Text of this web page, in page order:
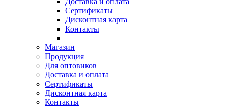
Сертификаты
Дисконтная карта
Контакты
Магазин
Продукция
Для оптовиков
Доставка и оплата
Сертификаты
Дисконтная карта
Контакты